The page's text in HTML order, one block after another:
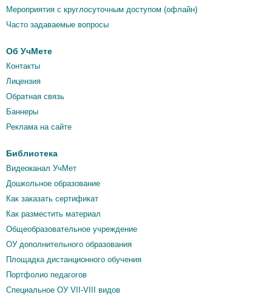
Мероприятия c круглосуточным доступом (офлайн)
Часто задаваемые вопросы
Об УчМете
Контакты
Лицензия
Обратная связь
Баннеры
Реклама на сайте
Библиотека
Видеоканал УчМет
Дошкольное образование
Как заказать сертификат
Как разместить материал
Общеобразовательное учреждение
ОУ дополнительного образования
Площадка дистанционного обучения
Портфолио педагогов
Специальное ОУ VII-VIII видов